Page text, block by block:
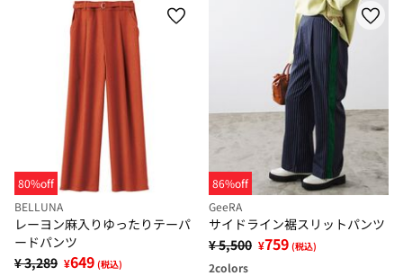
80%off
BELLUNA
レーヨン麻入りゆったりテーパ
ードパンツ
¥ 3,289 ¥649 (税込)
86%off
GeeRA
サイドライン裾スリットパンツ
¥ 5,500 ¥759 (税込)
2colors